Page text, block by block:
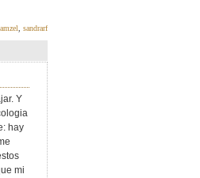
sandrarf
Y
hay
mi